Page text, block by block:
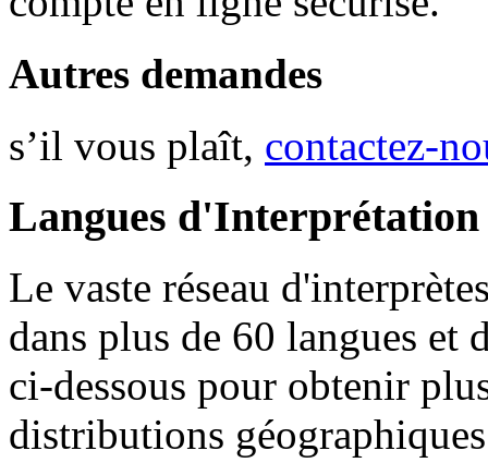
Autres demandes
s’il vous plaît, contactez-
Langues d'Interprétation
Le vaste réseau
dans plus de 60 langues et
ci-dessous pour obtenir
distributions